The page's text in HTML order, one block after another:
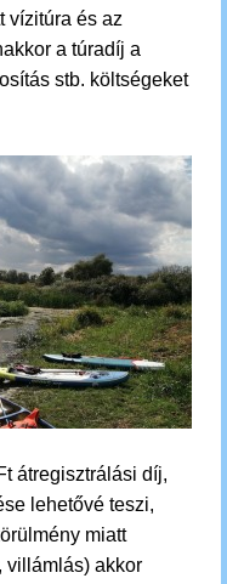
vízitúra és az
a túradíj a
stb. költségeket
átregisztrálási díj,
lehetővé teszi,
miatt
villámlás) akkor